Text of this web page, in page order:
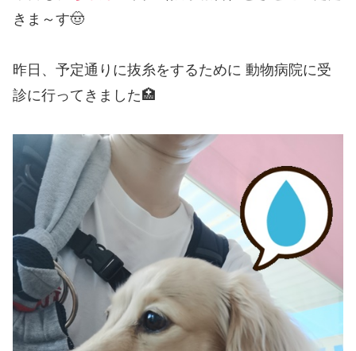
きま～す🤠
昨日、予定通りに抜糸をするために 動物病院に受
診に行ってきました🏥